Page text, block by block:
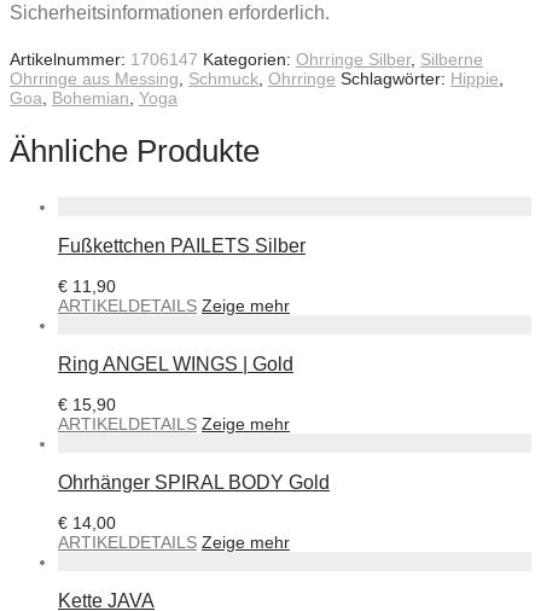
Sicherheitsinformationen erforderlich.
Artikelnummer: 1706147 Kategorien: Ohrringe Silber, Silberne
Ohrringe aus Messing
Schmuck Ohrringe Schlagwörter: Hippie
Goa
Bohemian Yoga
Ähnliche Produkte
Fußkettchen PAILETS Silber
€ 11,90
ARTIKELDETAILS Zeige mehr
Ring ANGEL WINGS | Gold
€ 15,90
ARTIKELDETAILS Zeige mehr
Ohrhänger SPIRAL BODY Gold
€ 14,00
ARTIKELDETAILS Zeige mehr
Kette JAVA